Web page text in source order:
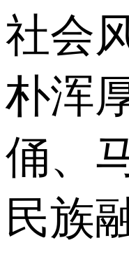
社会
朴浑
俑、
民族